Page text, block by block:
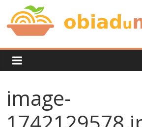
content
Obiad
u
mnie
image-